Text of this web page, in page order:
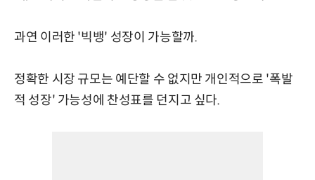
과연 이러한 '빅뱅' 성장이 가능할까.
정확한 시장 규모는 예단할 수 없지만 개인적으로 '폭발
적 성장' 가능성에 찬성표를 던지고 싶다.